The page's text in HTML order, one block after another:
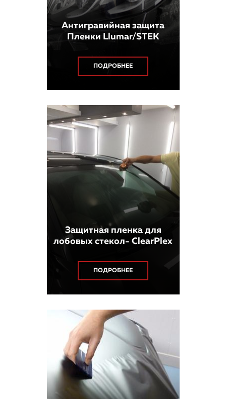
Антигравийная защита
Пленки Llumar/STEK
ПОДРОБНЕЕ
Защитная пленка для
лобовых стекол- ClearPlex
ПОДРОБНЕЕ